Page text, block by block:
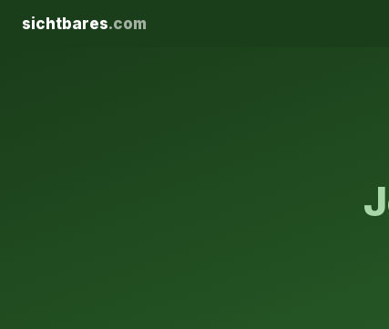
sichtbares.com